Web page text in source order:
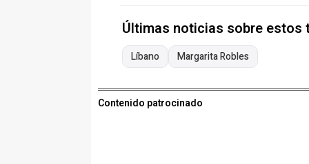
Últimas noticias sobre estos
Líbano Margarita Robles
Contenido patrocinado